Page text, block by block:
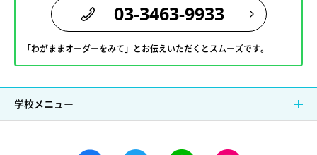
03-3463-9933
「わがままオーダーをみて」とお伝えいただくとスムーズです。
学校メニュー